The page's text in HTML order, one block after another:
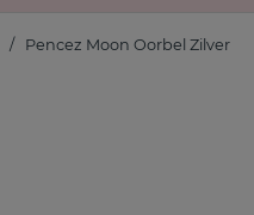
Pencez Moon Oorbel Zilver